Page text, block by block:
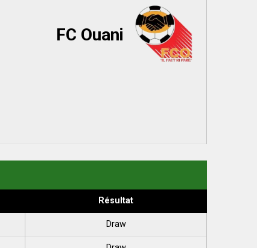
FC Ouani
Résultat
Draw